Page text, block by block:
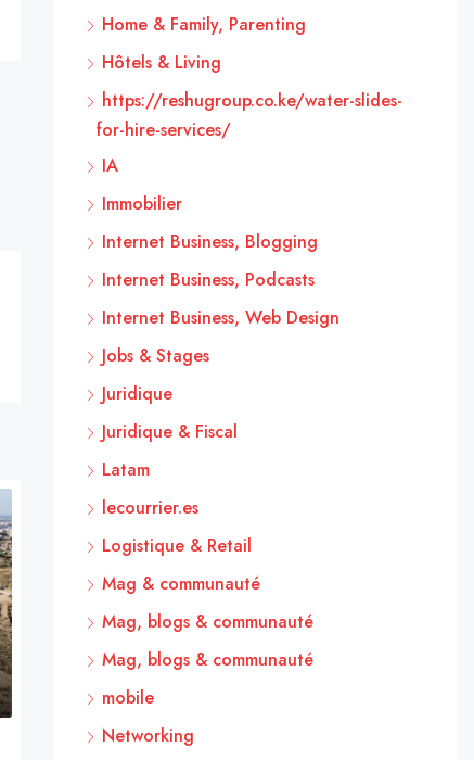
Home & Family, Parenting
Hôtels & Living
https://reshugroup.co.ke/water-slides-
for-hire-services/
IA
Immobilier
Internet Business, Blogging
Internet Business, Podcasts
Internet Business, Web Design
Jobs & Stages
Juridique
Juridique & Fiscal
Latam
lecourrier.es
Logistique & Retail
Mag & communauté
Mag, blogs & communauté
Mag, blogs & communauté
mobile
Networking